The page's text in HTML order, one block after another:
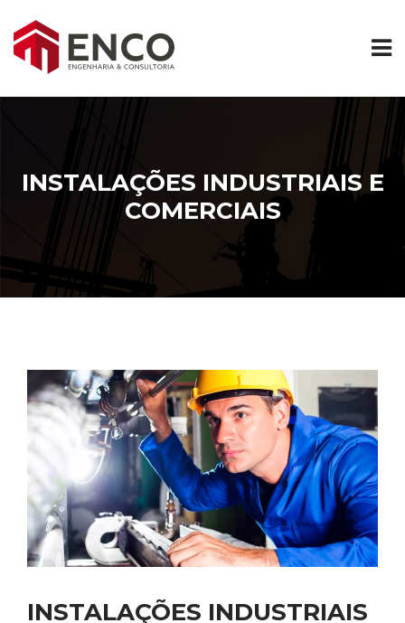
INSTALAÇÕES INDUSTRIAIS E
COMERCIAIS
INSTALAÇÕES INDUSTRIAIS